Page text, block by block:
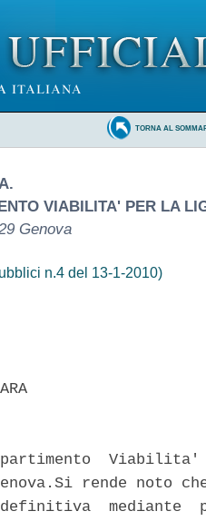
TORNA AL
VIABILITA' PER LA
Genova
n.4 del 13-1-2010)
Viabilita'
rende noto
mediante